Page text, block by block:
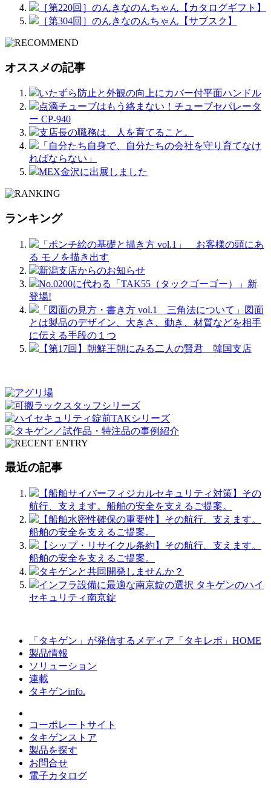
［第220回］のんきなのんちゃん【カタログギフト】
［第304回］のんきなのんちゃん【サブスク】
オススメの記事
いたずら防止と外観の向上にカバー付平面ハンドル
点滴チューブはもう絡まない！チューブセパレータ
ー CP-940
支店長の職務は、人を育てること。
「自分たち自身で、自分たちの会社を守り育てなけ
ればならない」
MEX金沢に出展しました
ランキング
「ポンチ絵の基礎と描き方 vol.1」 お客様の頭にあ
る モノを描き出す
新潟支店からのお知らせ
No.0200に代わる「TAK55（タックゴーゴー）」新
登場!
「図面の見方・書き方 vol.1 三角法について」図面
とは製品のデザイン、大きさ、動き、材質などを相手
に伝える手段の１つ
【第17回】朝鮮王朝にみる二人の賢君 韓国支店
最近の記事
【船舶サイバーフィジカルセキュリティ対策】その
航行、支えます。船舶の安全を支えるご提案。
【船舶水密性確保の重要性】その航行、支えます。
船舶の安全を支えるご提案。
【シップ・リサイクル条約】その航行、支えます。
船舶の安全を支えるご提案。
タキゲンと共同開発しませんか？
インフラ設備に最適な南京錠の選択 タキゲンのハイ
セキュリティ南京錠
「タキゲン」が発信するメディア「タキレポ」HOME
製品情報
ソリューション
連載
タキゲンinfo.
コーポレートサイト
タキゲンストア
製品を探す
お問合せ
電子カタログ